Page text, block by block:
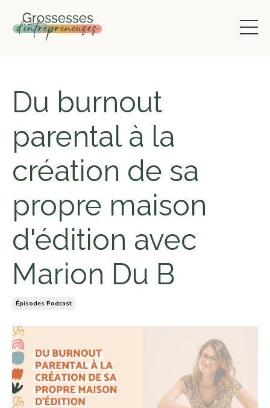
Du burnout
parental à la
création de sa
propre maison
d'édition avec
Marion Du B
Épisodes Podcast